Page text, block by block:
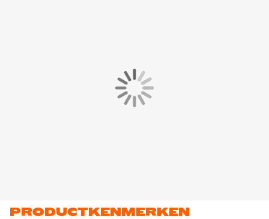
PRODUCTKENMERKEN